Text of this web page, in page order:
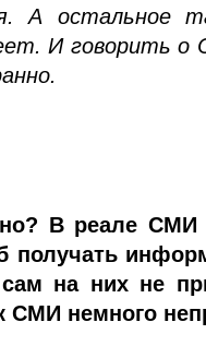
А остальное
И говорить о
В реале СМИ
получать
на них не
СМИ немного